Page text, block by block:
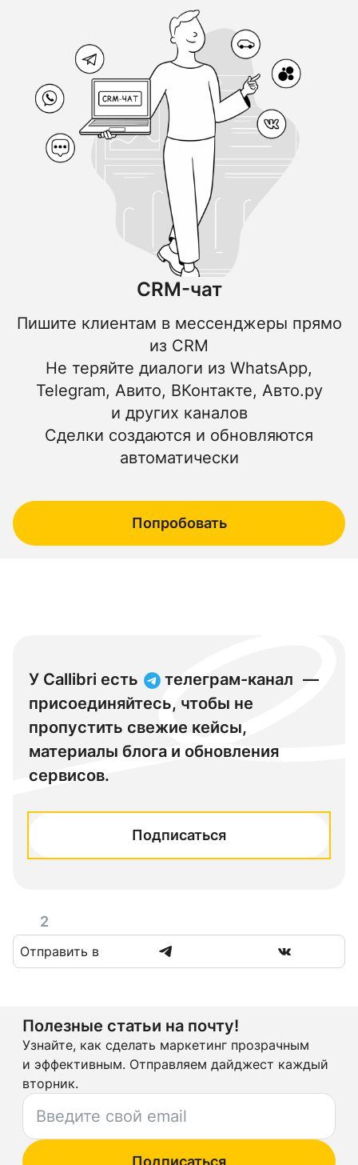
CRM-чат
Пишите клиентам в мессенджеры прямо
из CRM
Не теряйте диалоги из WhatsApp,
Telegram, Авито, ВКонтакте, Авто.ру
и других каналов
Сделки создаются и обновляются
автоматически
Попробовать
У Callibri есть телеграм-канал —
присоединяйтесь, чтобы не
пропустить свежие кейсы,
материалы блога и обновления
сервисов.
Подписаться
2
Отправить в
Полезные статьи на почту!
Узнайте, как сделать маркетинг прозрачным
и эффективным. Отправляем дайджест каждый
вторник.